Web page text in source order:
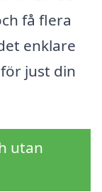
få flera
enklare
just din
utan